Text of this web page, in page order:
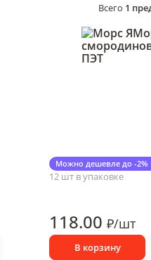
Всего 1
Можно дешевле до -2%
Морс ЯМорс
12 шт в упаковке
118.00 ₽/шт
В корзину